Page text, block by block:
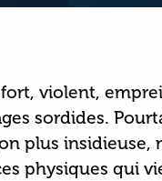
violent,
sordides.
plus insidieuse,
physiques qui